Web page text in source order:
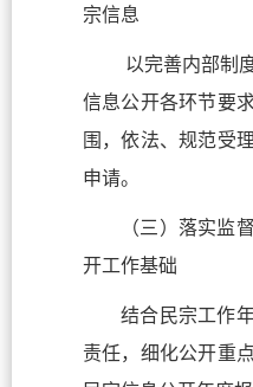
宗信息
以完善内部制
信息公开各环节要
围，依法、规范受
申请。
（三）落实监
开工作基础
结合民宗工作
责任，细化公开重